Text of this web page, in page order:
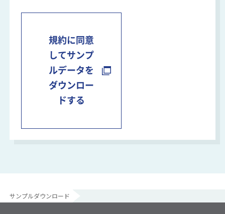
規約に同意
してサンプ
ルデータを
ダウンロー
ドする
サンプルダウンロード